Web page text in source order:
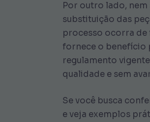
Por outro lado,
substituição das
processo ocorra de
fornece o benefício
regulamento
qualidade e sem
Se você busca
e veja exemplos